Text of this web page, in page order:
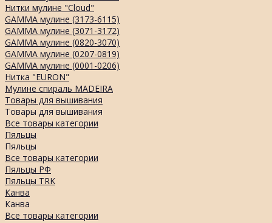
Нитки мулине "Cloud"
GAMMA мулине (3173-6115)
GAMMA мулине (3071-3172)
GAMMA мулине (0820-3070)
GAMMA мулине (0207-0819)
GAMMA мулине (0001-0206)
Нитка "EURON"
Мулине спираль MADEIRA
Товары для вышивания
Товары для вышивания
Все товары категории
Пяльцы
Пяльцы
Все товары категории
Пяльцы РФ
Пяльцы TRK
Канва
Канва
Все товары категории